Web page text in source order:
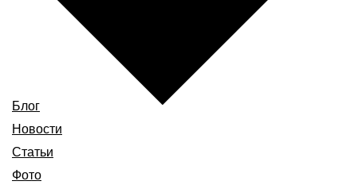
Блог
Новости
Статьи
Фото